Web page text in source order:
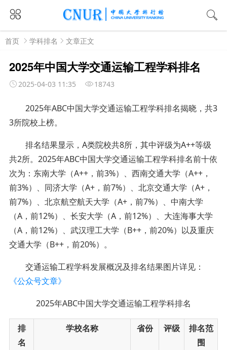
首页 学科排名 文章正文
2025年中国大学交通运输工程学科排名
2025-04-03 11:35 18743
2025年ABC中国大学交通运输工程学科排名揭晓，共3
3所院校上榜。
排名结果显示，A类院校共8所，其中评级为A++等级
共2所。2025年ABC中国大学交通运输工程学科排名前十依
次为：东南大学（A++，前3%）、西南交通大学（A++，
前3%）、同济大学（A+，前7%）、北京交通大学（A+，
前7%）、北京航空航天大学（A+，前7%）、中南大学
（A，前12%）、长安大学（A，前12%）、大连海事大学
（A，前12%）、武汉理工大学（B++，前20%）以及重庆
交通大学（B++，前20%）。
交通运输工程学科发展概况及排名结果图片详见：
《公众号文章》
2025年ABC中国大学交通运输工程学科排名
排
名
学校名称 省份 评级
排名范
围